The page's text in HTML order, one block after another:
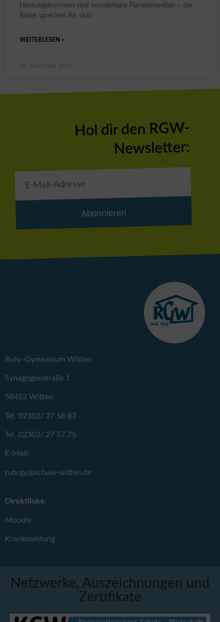
Herausgekommen sind wunderbare Planetenwelten – die
Bilder sprechen für sich!
WEITERLESEN »
29. November 2024
Hol dir den RGW-
Newsletter:
Abonnieren
Ruhr-Gymnasium Witten
Synagogenstraße 1
58452 Witten
Tel. 02302/ 27 58 83
Tel. 02302/ 27 57 75
E-Mail:
ruhrgy@schule-witten.de
Direktlinks:
Moodle
Krankmeldung
Netzwerke, Auszeichnungen und
Zertifikate